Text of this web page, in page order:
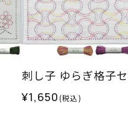
刺し子 ゆらぎ格子
¥1,650(税込)